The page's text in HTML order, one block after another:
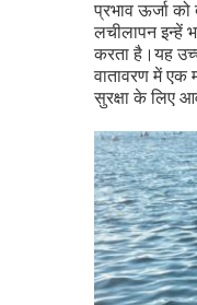
प्रभाव ऊर्जा
लचीलापन इन्हें
करता है।यह
वातावरण में एक
सुरक्षा के लिए